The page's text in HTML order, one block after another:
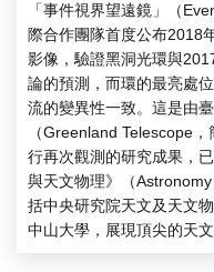
「事件視界望遠鏡」（
際合作團隊首度公布2018
影像，驗證黑洞光環與
論的預測，而環的最亮處
流的變異性一致。這是由
（Greenland Telescope
行再次觀測的研究成果，
與天文物理》（
括中央研究院天文及天文
中山大學，展現頂尖的天文